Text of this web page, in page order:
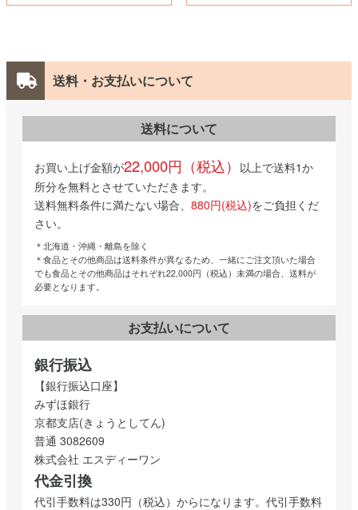
送料・お支払いについて
送料について
お買い上げ金額が22,000円（税込） 以上で送料1か
所分を無料とさせていただきます。
送料無料条件に満たない場合、 880円(税込)をご負担くだ
さい。
＊北海道・沖縄・離島を除く
＊食品とその他商品は送料条件が異なるため、一緒にご注文頂いた場合
でも食品とその他商品はそれぞれ22,000円（税込）未満の場合、送料が
必要となります。
お支払いについて
銀行振込
【銀行振込口座】
みずほ銀行
京都支店(きょうとしてん)
普通 3082609
株式会社 エスディーワン
代金引換
代引手数料は330円（税込）からになります。代引手数料